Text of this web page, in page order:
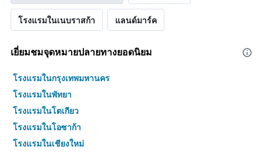
โรงแรมในเนบราสก้า แลนด์มาร์ค
เยี่ยมชมจุดหมายปลายทางยอดนิยม
โรงแรมในกรุงเทพมหานคร
โรงแรมในพัทยา
โรงแรมในโตเกียว
โรงแรมในโอซาก้า
โรงแรมในเชียงใหม่